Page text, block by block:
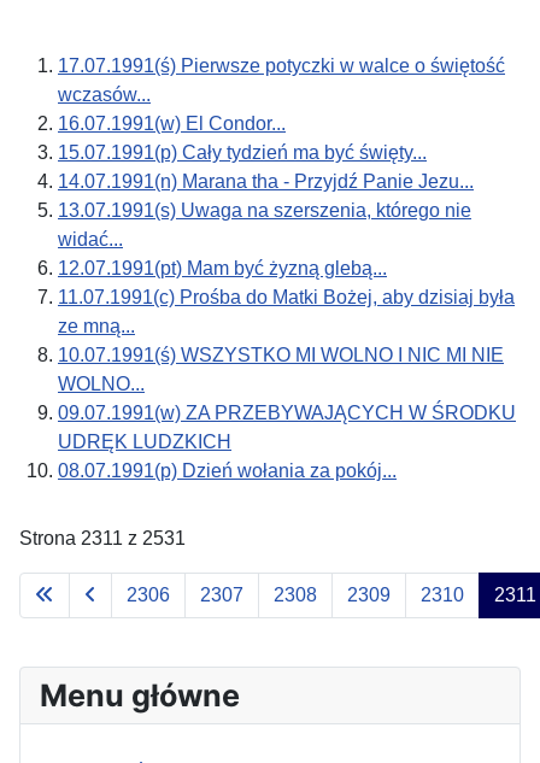
17.07.1991(ś) Pierwsze potyczki w walce o świętość
wczasów...
16.07.1991(w) El Condor...
15.07.1991(p) Cały tydzień ma być święty...
14.07.1991(n) Marana tha - Przyjdź Panie Jezu...
13.07.1991(s) Uwaga na szerszenia, którego nie
widać...
12.07.1991(pt) Mam być żyzną glebą...
11.07.1991(c) Prośba do Matki Bożej, aby dzisiaj była
ze mną...
10.07.1991(ś) WSZYSTKO MI WOLNO I NIC MI NIE
WOLNO...
09.07.1991(w) ZA PRZEBYWAJĄCYCH W ŚRODKU
UDRĘK LUDZKICH
08.07.1991(p) Dzień wołania za pokój...
Strona 2311 z 2531
2306 2307 2308 2309 2310 2311
Menu główne